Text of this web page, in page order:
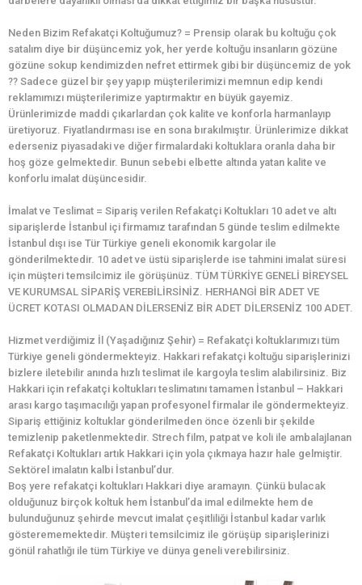
Neden Bizim Refakatçi Koltuğumuz? = Prensip olarak bu koltuğu çok
satalım diye bir düşüncemiz yok, her yerde koltuğu insanların gözüne
gözüne sokup kendimizden nefret ettirmek gibi bir düşüncemiz de yok
?? Sadece güzel bir şey yapıp müşterilerimizi memnun edip kendi
reklamımızı müşterilerimize yaptırmaktır en büyük gayemiz.
Ürünlerimizde maddi çıkarlardan çok kalite ve konforla harmanlayıp
üretiyoruz. Fiyatlandırması ise en sona bırakılmıştır. Ürünlerimize dikkat
ederseniz piyasadaki ve diğer firmalardaki koltuklara oranla daha bir
hoş göze gelmektedir. Bunun sebebi elbette altında yatan kalite ve
konforlu imalat düşüncesidir.
İmalat ve Teslimat = Sipariş verilen Refakatçi Koltukları 10 adet ve altı
siparişlerde İstanbul içi firmamız tarafından 5 günde teslim edilmekte
İstanbul dışı ise Tür Türkiye geneli ekonomik kargolar ile
gönderilmektedir. 10 adet ve üstü siparişlerde ise tahmini imalat süresi
için müşteri temsilcimiz ile görüşünüz. TÜM TÜRKİYE GENELİ BİREYSEL
VE KURUMSAL SİPARİŞ VEREBİLİRSİNİZ. HERHANGİ BİR ADET VE
ÜCRET KOTASI OLMADAN DİLERSENİZ BİR ADET DİLERSENİZ 100 ADET.
Hizmet verdiğimiz İl (Yaşadığınız Şehir) = Refakatçi koltuklarımızı tüm
Türkiye geneli göndermekteyiz. Hakkari refakatçi koltuğu siparişlerinizi
bizlere iletebilir anında hızlı teslimat ile kargoyla teslim alabilirsiniz. Biz
Hakkari için refakatçi koltukları teslimatını tamamen İstanbul – Hakkari
arası kargo taşımacılığı yapan profesyonel firmalar ile göndermekteyiz.
Sipariş ettiğiniz koltuklar gönderilmeden önce özenli bir şekilde
temizlenip paketlenmektedir. Strech film, patpat ve koli ile ambalajlanan
Refakatçi Koltukları artık Hakkari için yola çıkmaya hazır hale gelmiştir.
Sektörel imalatın kalbi İstanbul’dur.
Boş yere refakatçi koltukları Hakkari diye aramayın. Çünkü bulacak
olduğunuz birçok koltuk hem İstanbul’da imal edilmekte hem de
bulunduğunuz şehirde mevcut imalat çeşitliliği İstanbul kadar varlık
gösterememektedir. Müşteri temsilcimiz ile görüşüp siparişlerinizi
gönül rahatlığı ile tüm Türkiye ve dünya geneli verebilirsiniz.